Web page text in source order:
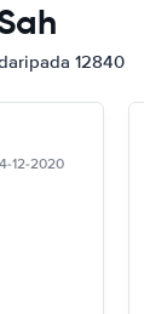
12840
12-2020